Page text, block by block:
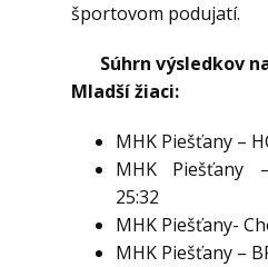
športovom podujatí.
Súhrn výsledkov
Mladší žiaci:
MHK Piešťany –
MHK Piešťany
25:32
MHK Piešťany-
MHK Piešťany –